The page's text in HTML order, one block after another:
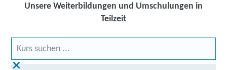
Unsere Weiterbildungen und Umschulungen in
Teilzeit